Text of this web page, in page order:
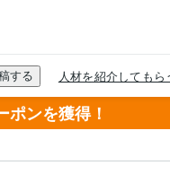
ンを獲得！